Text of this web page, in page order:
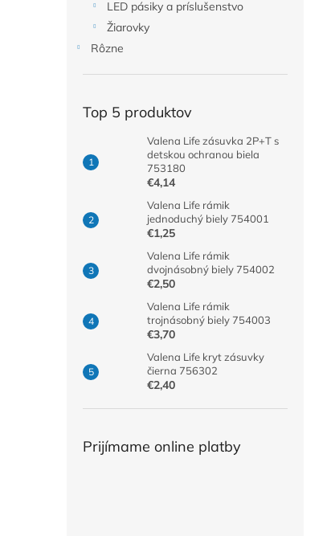
LED pásiky a príslušenstvo
Žiarovky
Rôzne
Top 5 produktov
Valena Life zásuvka 2P+T s
detskou ochranou biela
753180
€4,14
Valena Life rámik
jednoduchý biely 754001
€1,25
Valena Life rámik
dvojnásobný biely 754002
€2,50
Valena Life rámik
trojnásobný biely 754003
€3,70
Valena Life kryt zásuvky
čierna 756302
€2,40
Prijímame online platby